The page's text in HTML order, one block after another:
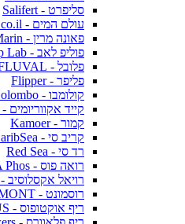
סליפרט - Salifert
עולם המים - AquaWorld.co.il
פאונה מרין - Fauna Marin
פוליפ לאב - Polyp Lab
פלובל - FLUVAL
פליפר - Flipper
קולומבו - Colombo
קייד אקווריומים - CADE Aquariums
קמור - Kamoer
קריב סי - CaribSea
רד סי - Red Sea
רואה פוס - ROWA Phos
רויאל אקסלוסיב - Royal Exclusiv
רוסמונט - ROSSMONT
ריף אוקטופוס - REEF OCTOPUS